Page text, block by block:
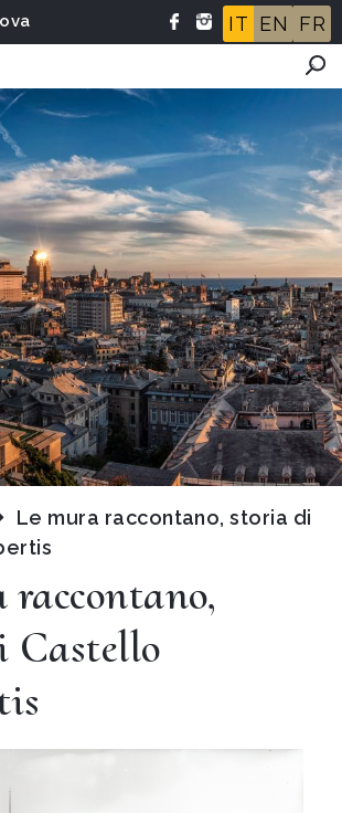
IT EN FR
Le mura raccontano, storia di
raccontano,
Castello